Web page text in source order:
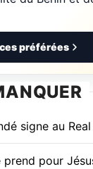
préférées
signe au
pour